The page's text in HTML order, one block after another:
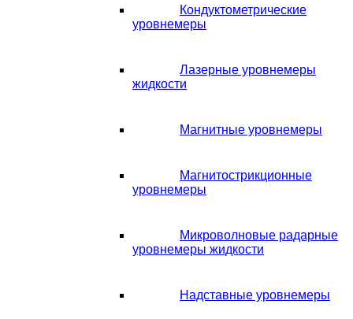
Кондуктометрические
уровнемеры
Лазерные уровнемеры
жидкости
Магнитные уровнемеры
Магнитострикционные
уровнемеры
Микроволновые радарные
уровнемеры жидкости
Надставные уровнемеры